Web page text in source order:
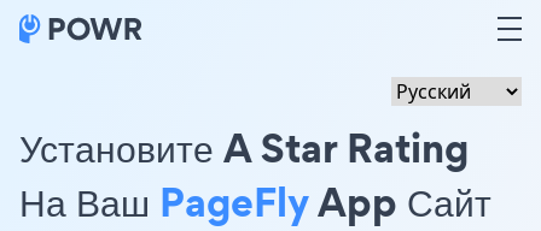
Установите A Star Rating
На Ваш PageFlyApp Сайт